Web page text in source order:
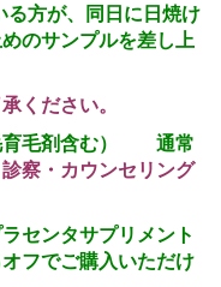
方が、同日に日焼け
のサンプルを差し上
ください。
育毛剤含む） 通常
診察・カウンセリング
センタサプリメント
フでご購入いただけ